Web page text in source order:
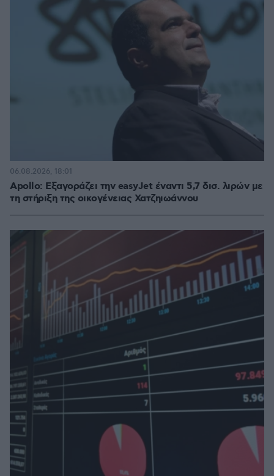
Apollo: Εξαγοράζει την easyJet έναντι 5,7 δισ. λιρών με
τη στήριξη της οικογένειας Χατζηιωάννου
06.08.2026, 18:01